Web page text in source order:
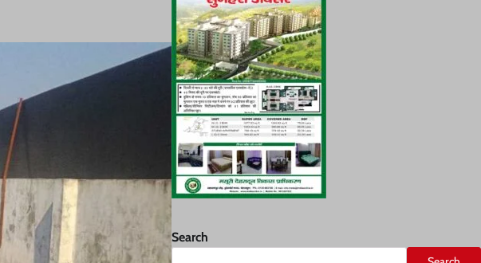
Search